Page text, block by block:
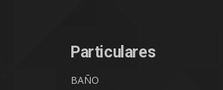
Particulares
BAÑO